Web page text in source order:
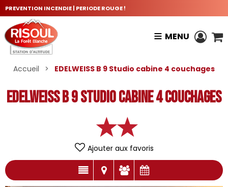
PREVENTION INCENDIE | PERIODE ROUGE !
MENU
Accueil > EDELWEISS B 9 Studio cabine 4 couchages
EDELWEISS B 9 Studio cabine 4 couchages
Ajouter aux favoris